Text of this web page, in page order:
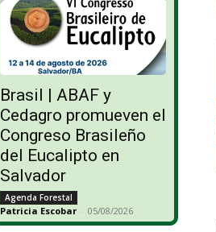
Brasil | ABAF y
Cedagro promueven el
Congreso Brasileño
del Eucalipto en
Salvador
Agenda Forestal
Patricia Escobar - 05/08/2026